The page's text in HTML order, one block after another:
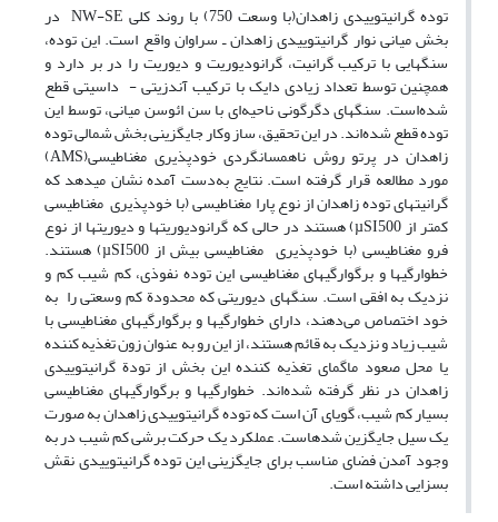
توده گرانیتوییدی زاهدان(با وسعت 750) با روند کلی NW-SE در
بخش میانی نوار گرانیتوییدی زاهدان ـ سراوان واقع است. این توده،
سنگهایی با ترکیب گرانیت، گرانودیوریت و دیوریت را در بر ‌دارد و
همچنین توسط تعداد زیادی دایک با ترکیب آندزیتی ­- داسیتی قطع
شده‌است. سنگهای دگرگونی ناحیه‌ای با سن ائوسن میانی، توسط این
توده قطع شده‌اند. در این تحقیق، ساز وکار جایگزینی بخش شمالی توده
زاهدان در پرتو روش ناهمسانگردی خودپذیری مغناطیسی(AMS)
مورد مطالعه قرار گرفته است. نتایج به‌دست آمده نشان می­دهد که
گرانیتهای توده زاهدان از نوع پارا مغناطیسی (با خودپذیری مغناطیسی
کمتر از µSI500) هستند در حالی­ که گرانودیوریتها و دیوریتها از نوع
فرو مغناطیسی (با خودپذیری مغناطیسی بیش از µSI500) هستند.
خطوارگیها و برگوارگیهای مغناطیسی این توده نفوذی، کم شیب کم و
نزدیک به افقی است. سنگهای دیوریتی که محدودة کم وسعتی را به
خود اختصاص می‌دهند‌، دارای خطوارگیها و برگوارگیهای مغناطیسی با
شیب زیاد و نزدیک به قائم هستند، از این رو به عنوان زون تغذیه کننده
یا محل صعود ماگمای تغذیه کننده این بخش از تودة گرانیتوییدی
زاهدان در نظر گرفته شده‌اند. خطوارگیها و برگوارگیهای مغناطیسی
بسیار کم شیب، گویای آن است که توده گرانیتوییدی زاهدان به صورت
یک سیل جایگزین شده­­است. عملکرد یک حرکت برشی کم شیب در به
وجود آمدن فضای مناسب برای جایگزینی این توده گرانیتوییدی نقش
بسزایی داشته است.